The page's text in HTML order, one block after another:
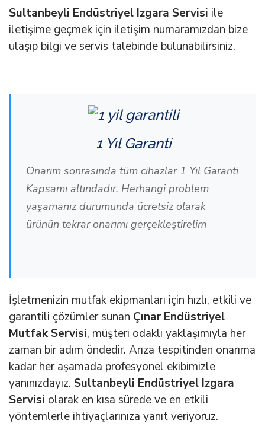
Sultanbeyli Endüstriyel Izgara Servisi ile
iletişime geçmek için iletişim numaramızdan bize
ulaşıp bilgi ve servis talebinde bulunabilirsiniz.
1 Yıl Garanti
Onarım sonrasında tüm cihazlar 1 Yıl Garanti
Kapsamı altındadır. Herhangi problem
yaşamanız durumunda ücretsiz olarak
ürünün tekrar onarımı gerçekleştirelim
İşletmenizin mutfak ekipmanları için hızlı, etkili ve
garantili çözümler sunan Çınar Endüstriyel
Mutfak Servisi, müşteri odaklı yaklaşımıyla her
zaman bir adım öndedir. Arıza tespitinden onarıma
kadar her aşamada profesyonel ekibimizle
yanınızdayız. Sultanbeyli Endüstriyel Izgara
Servisi olarak en kısa sürede ve en etkili
yöntemlerle ihtiyaçlarınıza yanıt veriyoruz.